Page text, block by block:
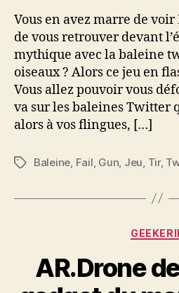
Vous en avez marre de
de vous retrouver devant
mythique avec la baleine
oiseaux ? Alors ce jeu en
Vous allez pouvoir vous
va sur les baleines Twitter
alors à vos flingues, […]
Étiquettes
Baleine Fail Gun Jeu Tir,
AR.Drone